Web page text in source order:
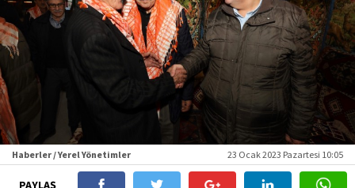
Haberler / Yerel Yönetimler 23 Ocak 2023 Pazartesi 10:05
PAYLAŞ